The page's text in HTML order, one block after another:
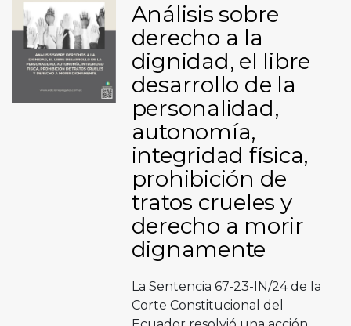
Análisis sobre
derecho a la
dignidad, el libre
desarrollo de la
personalidad,
autonomía,
integridad física,
prohibición de
tratos crueles y
derecho a morir
dignamente
La Sentencia 67-23-IN/24 de la
Corte Constitucional del